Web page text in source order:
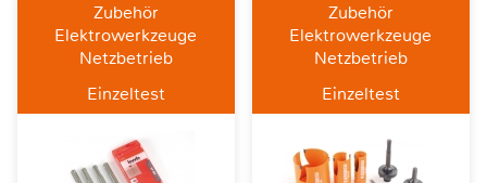
Zubehör
Elektrowerkzeuge
Netzbetrieb
Einzeltest
Zubehör
Elektrowerkzeuge
Netzbetrieb
Einzeltest